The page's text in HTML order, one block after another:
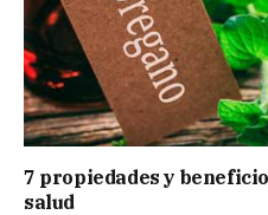
7 propiedades y
salud